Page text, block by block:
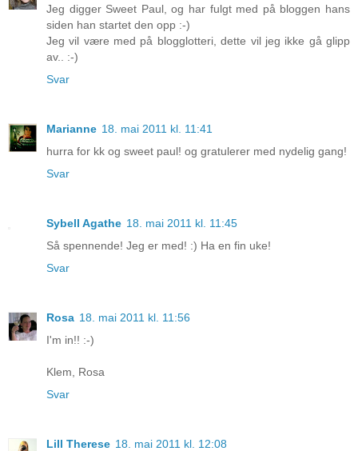
Jeg digger Sweet Paul, og har fulgt med på bloggen hans
siden han startet den opp :-)
Jeg vil være med på blogglotteri, dette vil jeg ikke gå glipp
av.. :-)
Svar
Marianne 18. mai 2011 kl. 11:41
hurra for kk og sweet paul! og gratulerer med nydelig gang!
Svar
Sybell Agathe 18. mai 2011 kl. 11:45
Så spennende! Jeg er med! :) Ha en fin uke!
Svar
Rosa 18. mai 2011 kl. 11:56
I'm in!! :-)
Klem, Rosa
Svar
Lill Therese 18. mai 2011 kl. 12:08